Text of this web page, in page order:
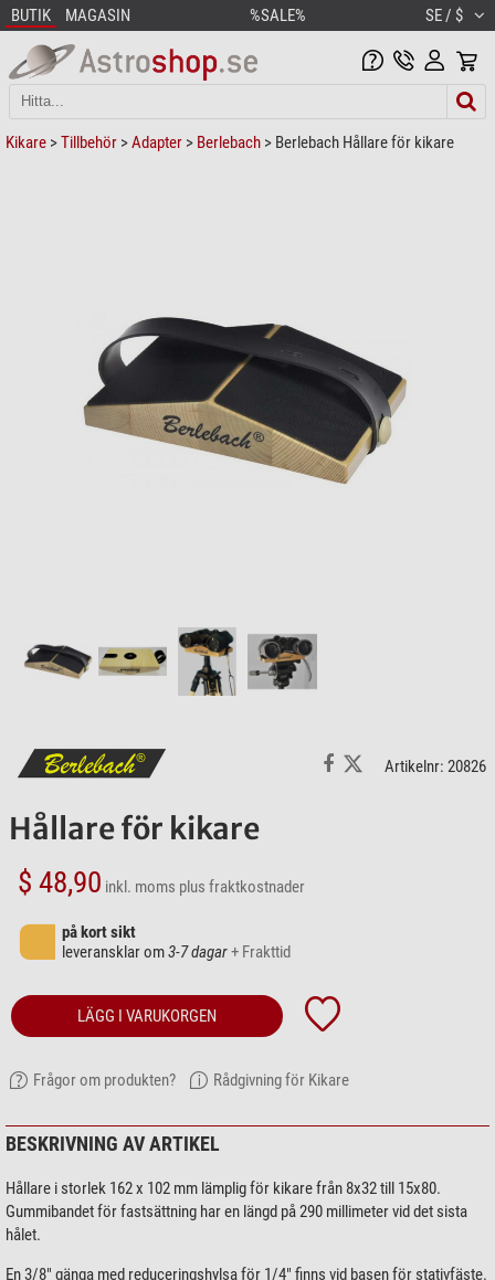
BUTIK MAGASIN %SALE% SE / $
Kikare >Tillbehör >Adapter > Berlebach > Berlebach Hållare för kikare
Artikelnr: 20826
Hållare för kikare
$ 48,90 inkl. moms plus fraktkostnader
på kort sikt
leveransklar om3-7 dagar+ Frakttid
LÄGG I VARUKORGEN
Frågor om produkten? Rådgivning för Kikare
BESKRIVNING AV ARTIKEL
Hållare i storlek 162 x 102 mm lämplig för kikare från 8x32 till 15x80.
Gummibandet för fastsättning har en längd på 290 millimeter vid det sista
hålet.
En 3/8" gänga med reduceringshylsa för 1/4" finns vid basen för stativfäste.